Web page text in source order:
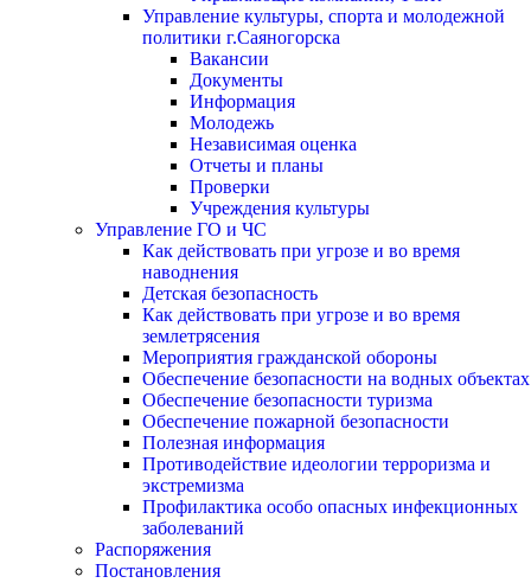
Управление культуры, спорта и молодежной
политики г.Саяногорска
Вакансии
Документы
Информация
Молодежь
Независимая оценка
Отчеты и планы
Проверки
Учреждения культуры
Управление ГО и ЧС
Как действовать при угрозе и во время
наводнения
Детская безопасность
Как действовать при угрозе и во время
землетрясения
Мероприятия гражданской обороны
Обеспечение безопасности на водных объектах
Обеспечение безопасности туризма
Обеспечение пожарной безопасности
Полезная информация
Противодействие идеологии терроризма и
экстремизма
Профилактика особо опасных инфекционных
заболеваний
Распоряжения
Постановления